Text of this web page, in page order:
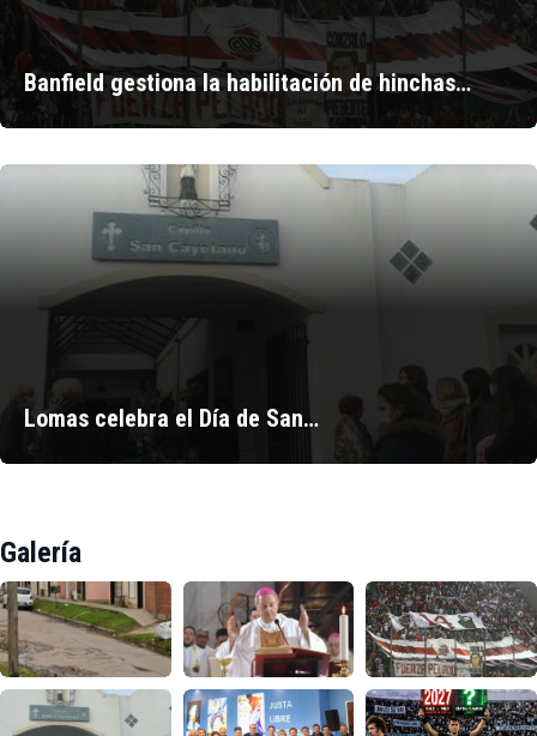
Banfield gestiona la habilitación de hinchas…
Lomas celebra el Día de San…
Galería